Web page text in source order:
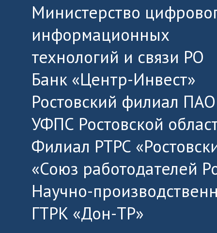
Министерство
информационных
технологий и связи РО
Банк «Центр-Инвест»
Ростовский филиал
УФПС Ростовской
Филиал РТРС
«Союз работодателей
Научно-
ГТРК «Дон-ТР»